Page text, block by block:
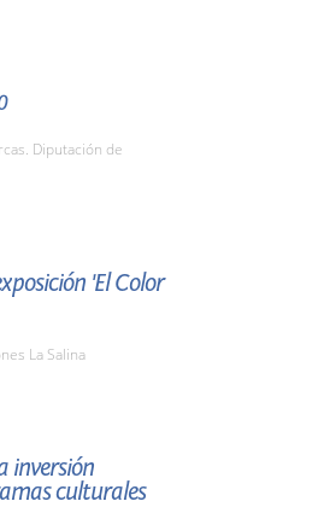
Diputación de
'El Color
La Salina
inversión
culturales